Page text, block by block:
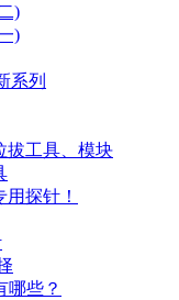
)
)
系列
拔工具、模块
探针！
哪些？